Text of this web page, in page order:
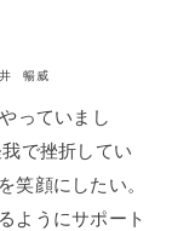
暢威
っていまし
で挫折してい
笑顔にしたい。
ようにサポート